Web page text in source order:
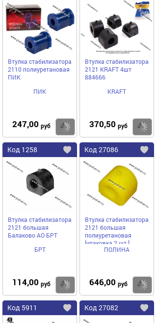
избранное
Втулка стабилизатора
2110 полиуретановая
ПИК
ПИК
247,00 руб Купить
в
Втулка стабилизатора
2121 KRAFT 4шт
884666
KRAFT
370,50 руб
Код 1258
Добавить
избранное
Втулка стабилизатора
2121 большая
Балаково АО БРТ
БРТ
114,00 руб Купить
Код 27086
Втулка стабилизатора
2121 большая
полиуретановая
[упаковка 2 шт.]
ПОЛИНА
646,00 руб
Код 5911
Добавить
Код 27082